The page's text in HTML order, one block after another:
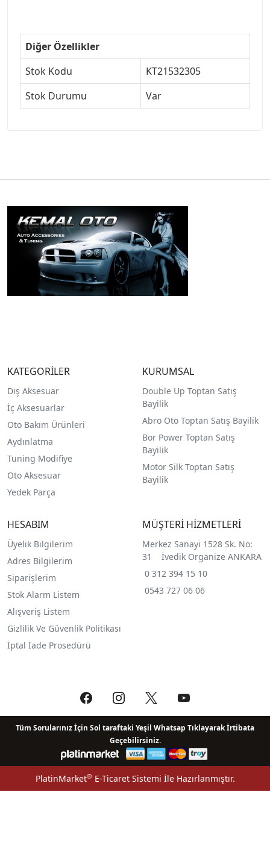
Diğer Özellikler
Stok Kodu
KT21532305
Stok Durumu
Var
KATEGORİLER
Dış Aksesuar
İç Aksesuarlar
Oto Bakım Ürünleri
Aydınlatma
Tuning Modifiye
Oto Aksesuar
Yedek Parça
KURUMSAL
Double Up Toptan Satış
Bayilik
Abro Oto Toptan Satış Bayilik
Bor Power Toptan Satış
Bayilik
Motor Silk Toptan Satış
Bayilik
HESABIM
Üyelik Bilgilerim
Adres Bilgilerim
Siparişlerim
Stok Alarm Listem
Alışveriş Listem
Gizlilik Ve Güvenlik Politikası
İptal İade Prosedürü
MÜŞTERİ HİZMETLERİ
Merkez Sanayi 1528 Sk. No:
31 İvedik Organize ANKARA
0 312 394 15 10
0543 727 06 06
Tüm Sorularınız İçin Sol taraftaki Yeşil Whatsap Tıklayarak İrtibata
Geçebilirsiniz.
PlatinMarket®E-Ticaret Sistemi İle Hazırlanmıştır.